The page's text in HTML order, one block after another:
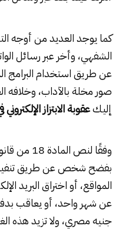
كما يوجد العديد من أوجه
الشفهي، وأخر عبر رسائل
عن طريق استخدام البرامج
صور مخلة بالآداب، وخلافه
إليكعقوبة الابتزاز الإلكتروني
وفقًا لنص
بفضح شخص عن طريق تنفيذ
المواقع، أو اختراق البريد
جنيه مصري، ولا تزيد هذه الغرامة عن